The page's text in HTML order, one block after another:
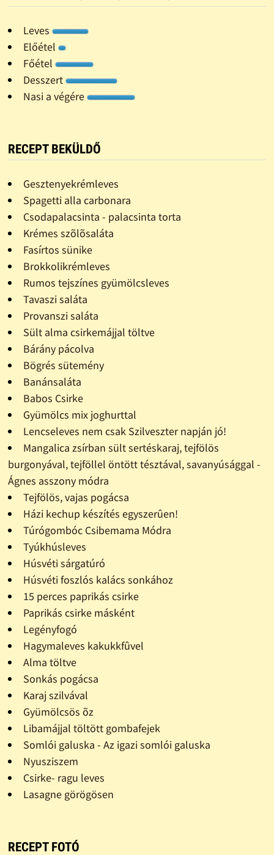
Leves
Előétel
Főétel
Desszert
Nasi a végére
RECEPT BEKÜLDŐ
Gesztenyekrémleves
Spagetti alla carbonara
Csodapalacsinta - palacsinta torta
Krémes szõlõsaláta
Fasírtos sünike
Brokkolikrémleves
Rumos tejszínes gyümölcsleves
Tavaszi saláta
Provanszi saláta
Sült alma csirkemájjal töltve
Bárány pácolva
Bögrés sütemény
Banánsaláta
Babos Csirke
Gyümölcs mix joghurttal
Lencseleves nem csak Szilveszter napján jó!
Mangalica zsírban sült sertéskaraj, tejfölös
burgonyával, tejföllel öntött tésztával, savanyúsággal -
Ágnes asszony módra
Tejfölös, vajas pogácsa
Házi kechup készítés egyszerûen!
Túrógombóc Csibemama Módra
Tyúkhúsleves
Húsvéti sárgatúró
Húsvéti foszlós kalács sonkához
15 perces paprikás csirke
Paprikás csirke másként
Legényfogó
Hagymaleves kakukkfûvel
Alma töltve
Sonkás pogácsa
Karaj szilvával
Gyümölcsös õz
Libamájjal töltött gombafejek
Somlói galuska - Az igazi somlói galuska
Nyusziszem
Csirke- ragu leves
Lasagne görögösen
RECEPT FOTÓ